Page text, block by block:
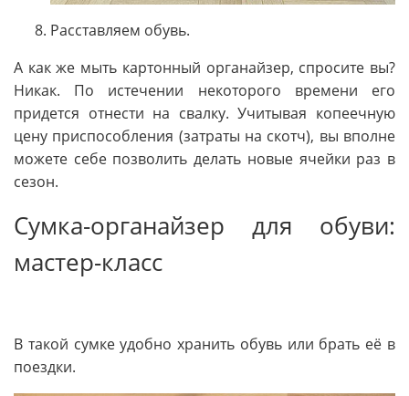
Расставляем обувь.
А как же мыть картонный органайзер, спросите вы?
Никак. По истечении некоторого времени его
придется отнести на свалку. Учитывая копеечную
цену приспособления (затраты на скотч), вы вполне
можете себе позволить делать новые ячейки раз в
сезон.
Сумка-органайзер для обуви:
мастер-класс
В такой сумке удобно хранить обувь или брать её в
поездки.